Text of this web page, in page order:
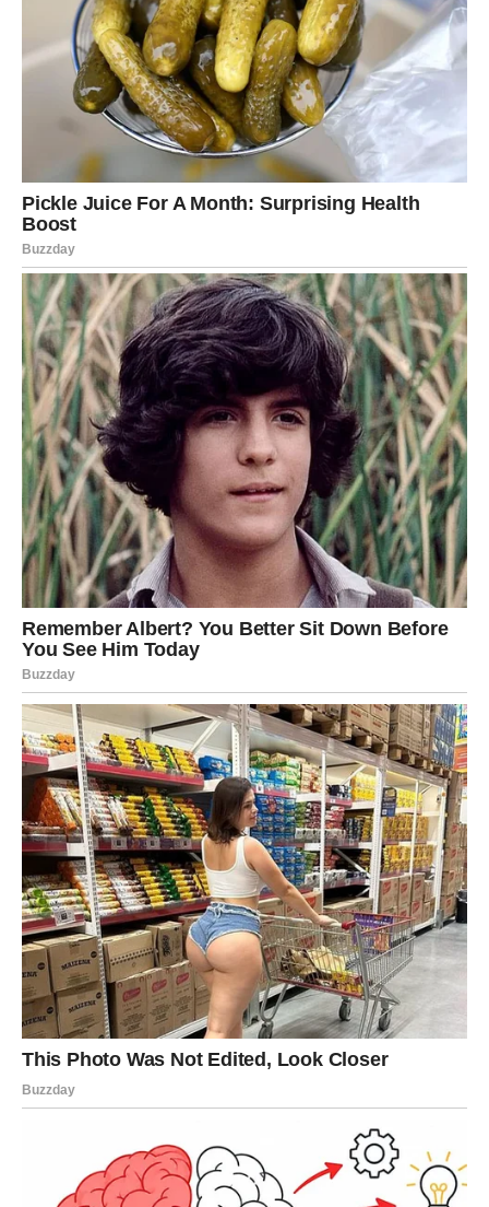
Ono što me potpuno iznenadilo bio je efekat jakog sirćeta
smo ga sa
. Tom smjesom sam utrljala fugne i
pukotine, ostavila par sati, a zatim isprala toplom vodom. Buđ
jenestala. Površine su bile čiste kao da su nove, a miris
svjež.
Osim čajevca, nekoliko drugih prirodnih sredstava mi je
takođe pomoglo. Soda bikarbonane samo da čisti, već
neutralizuje mirise
iubija gljivice. Od nje se lako pravi
pasta, ali i sprej.
Sirće
je stara metoda koja djeluje i
samostalno i u kombinaciji sa sodom. Za jači efekat protiv
tvrdokorne buđi, malo
vodikovog peroksida može čuda
da napravi. Bitno je ne miješati ga sa sirćetom u istoj
posudi, već ih nanositi jedno za drugim.
Probala sam čak i
– čista alkoholna snaga protiv buđi.
Nanesem, ostavim da djeluje i obrišem. Nema tragova. A
posebno me oduševio
nekoliko kapi na čašu vode i poprskam kritične dijelove. Bez
mirisa, a efekat dugotrajan.
Nakon što sam očistila sve, posvetila sam seprevenciji.
Najvažnije što sam naučila jeste davlagane smije ostajati u
prostoru. Poslije svakog tuširanja, prozračim kupatilo, brišem
zidove, uključim ventilator.Veš sušim vani, a ne na radijatoru
ili u zatvorenoj prostoriji.Redovno prskam čajevcemili
sirćetom kritične tačke – i više nemam problema.